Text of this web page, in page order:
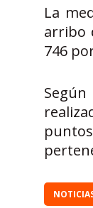
La
arribo
746